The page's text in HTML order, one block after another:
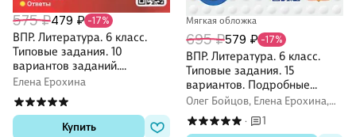
575 ₽479 ₽ -17%
ВПР. Литература. 6 класс.
Типовые задания. 10
вариантов заданий.
Подробные критерии
оценивания. Ответы. ФГОС
НОВЫЙ
Елена Ерохина
Купить
Мягкая обложка
695 ₽579 ₽ -17%
ВПР. Литература. 6 класс.
Типовые задания. 15
вариантов. Подробные
критерии оценивания.
Ответы
Олег Бойцов, Елена Ерохина,
Анастасия Соколова
·
1